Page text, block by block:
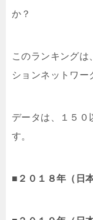
か？
このランキングは
ションネットワー
データは、１５０
す。
■２０１８年（日